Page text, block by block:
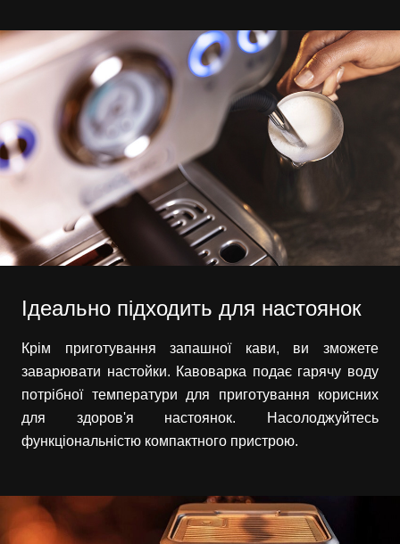
Ідеально підходить для настоянок
Крім приготування запашної кави, ви зможете
заварювати настойки. Кавоварка подає гарячу воду
потрібної температури для приготування корисних
для здоров'я настоянок. Насолоджуйтесь
функціональністю компактного пристрою.